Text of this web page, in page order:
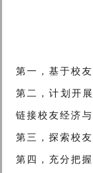
第一，基于校
第二，计划开
链接校友经济
第三，探索校
第四，充分把